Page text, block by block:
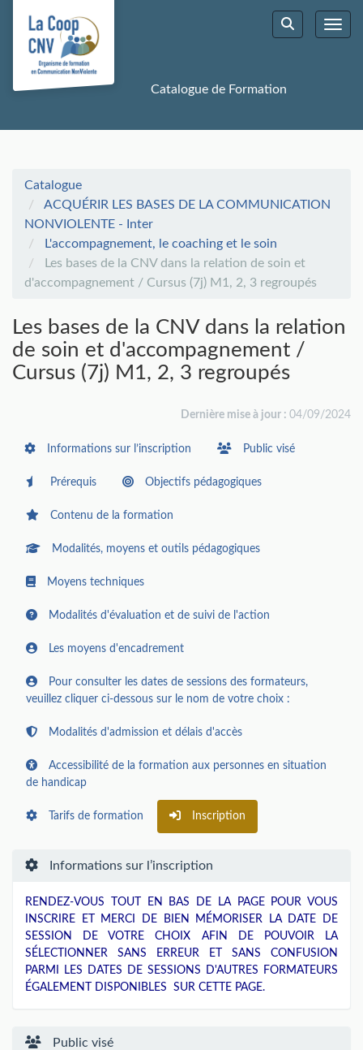
Aller au menu principal
Aller au contenu principal
Personnaliser l'interface
Rechercher
Catalogue de Formation
Catalogue
ACQUÉRIR LES BASES DE LA COMMUNICATION
NONVIOLENTE - Inter
L'accompagnement, le coaching et le soin
Les bases de la CNV dans la relation de soin et
d'accompagnement / Cursus (7j) M1, 2, 3 regroupés
Les bases de la CNV dans la relation
de soin et d'accompagnement /
Cursus (7j) M1, 2, 3 regroupés
Dernière mise à jour : 04/09/2024
Informations sur l’inscription Public visé
Prérequis Objectifs pédagogiques
Contenu de la formation
Modalités, moyens et outils pédagogiques
Moyens techniques
Modalités d'évaluation et de suivi de l'action
Les moyens d'encadrement
Pour consulter les dates de sessions des formateurs,
veuillez cliquer ci-dessous sur le nom de votre choix :
Modalités d'admission et délais d'accès
Accessibilité de la formation aux personnes en situation
de handicap
Tarifs de formation Inscription
Informations sur l’inscription
RENDEZ-VOUS TOUT EN BAS DE LA PAGE POUR VOUS
INSCRIRE ET MERCI DE BIEN MÉMORISER LA DATE DE
SESSION DE VOTRE CHOIX AFIN DE POUVOIR LA
SÉLECTIONNER SANS ERREUR ET SANS CONFUSION
PARMI LES DATES DE SESSIONS D'AUTRES FORMATEURS
ÉGALEMENT DISPONIBLES SUR CETTE PAGE.
Public visé